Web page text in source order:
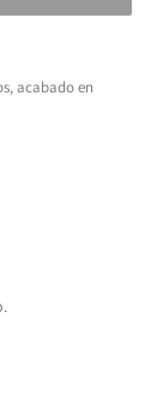
acabado en